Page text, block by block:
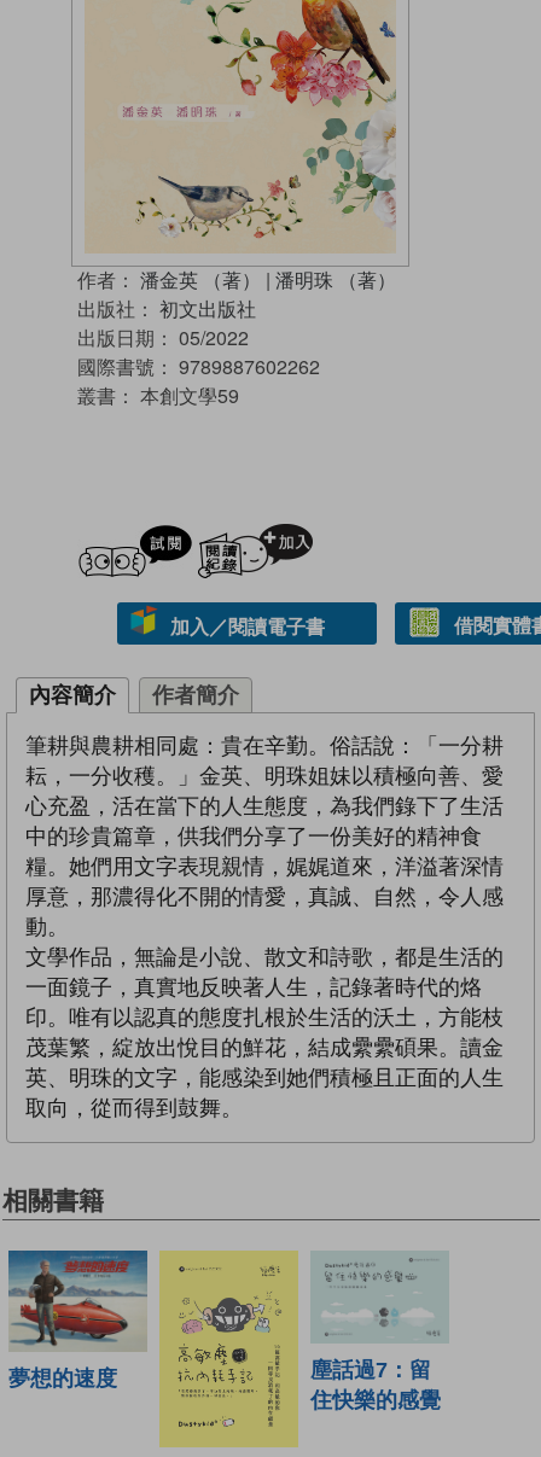
作者： 潘金英 （著） | 潘明珠 （著）
出版社： 初文出版社
出版日期： 05/2022
國際書號： 9789887602262
叢書： 本創文學59
試閲
加入／閱讀電子書 借閱實體
內容簡介 作者簡介
筆耕與農耕相同處：貴在辛勤。俗話說：「一分耕
耘，一分收穫。」金英、明珠姐妹以積極向善、愛
心充盈，活在當下的人生態度，為我們錄下了生活
中的珍貴篇章，供我們分享了一份美好的精神食
糧。她們用文字表現親情，娓娓道來，洋溢著深情
厚意，那濃得化不開的情愛，真誠、自然，令人感
動。
文學作品，無論是小說、散文和詩歌，都是生活的
一面鏡子，真實地反映著人生，記錄著時代的烙
印。唯有以認真的態度扎根於生活的沃土，方能枝
茂葉繁，綻放出悅目的鮮花，結成纍纍碩果。讀金
英、明珠的文字，能感染到她們積極且正面的人生
取向，從而得到鼓舞。
相關書籍
夢想的速度
塵話過7：留
住快樂的感覺